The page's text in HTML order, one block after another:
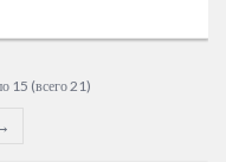
15 (всего 21)